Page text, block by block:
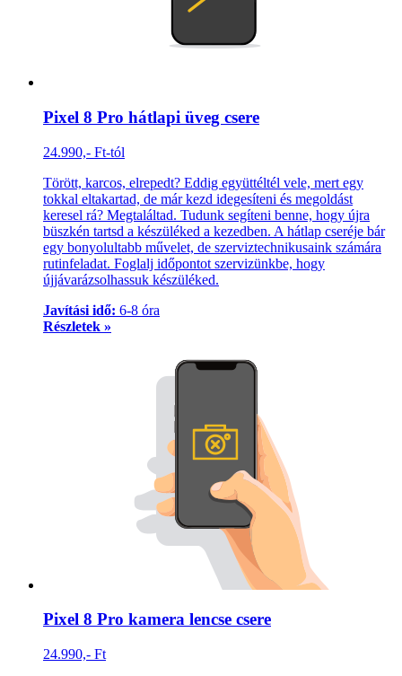
Pixel 8 Pro hátlapi üveg csere
24.990,- Ft-tól
Törött, karcos, elrepedt? Eddig együttéltél vele, mert egy
tokkal eltakartad, de már kezd idegesíteni és megoldást
keresel rá? Megtaláltad. Tudunk segíteni benne, hogy újra
büszkén tartsd a készüléked a kezedben. A hátlap cseréje bár
egy bonyolultabb művelet, de szerviztechnikusaink számára
rutinfeladat. Foglalj időpontot szervizünkbe, hogy
újjávarázsolhassuk készüléked.
Javítási idő: 6-8 óra
Részletek »
Pixel 8 Pro kamera lencse csere
24.990,- Ft